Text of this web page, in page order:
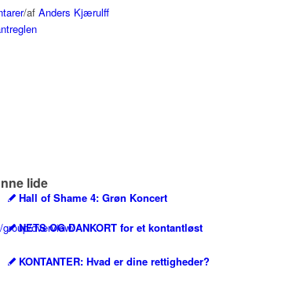
/af Anders Kjærulff
lide
Hall of Shame 4: Grøn Koncert
NETS OG DANKORT for et kontantløst
KONTANTER: Hvad er dine rettigheder?